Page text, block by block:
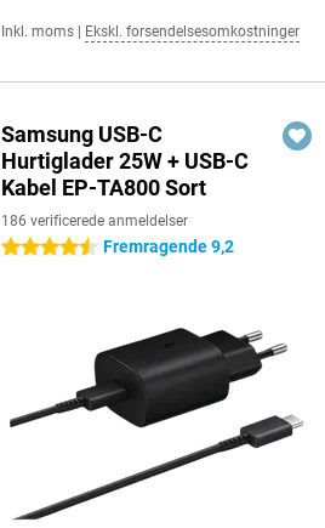
Inkl. moms Ekskl. forsendelsesomkostninger
Samsung USB-C
Hurtiglader 25W + USB-C
Kabel EP-TA800 Sort
186 verificerede anmeldelser
4.5 stjerner Fremragende 9,2